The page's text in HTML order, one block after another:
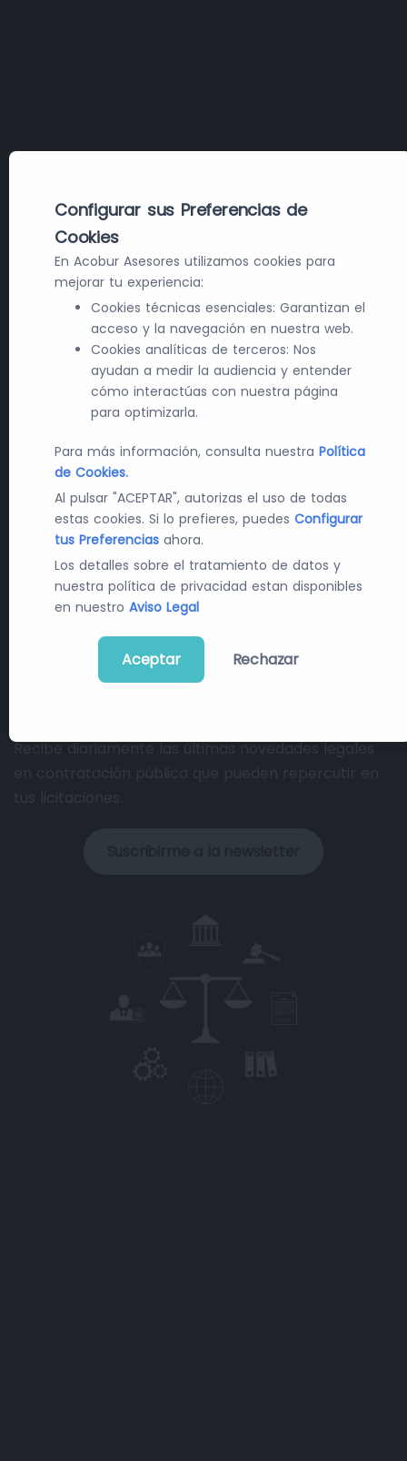
Actualidad Legal en
Recibe diariamente las últimas novedades legales
Configurar sus Preferencias de
Cookies
En Acobur Asesores utilizamos cookies para
mejorar tu experiencia:
Cookies técnicas esenciales: Garantizan el
acceso y la navegación en nuestra web.
Cookies analíticas de terceros: Nos
ayudan a medir la audiencia y entender
cómo interactúas con nuestra página
para optimizarla.
Para más información, consulta nuestra Política
de Cookies.
Al pulsar "ACEPTAR", autorizas el uso de todas
estas cookies. Si lo prefieres, puedes Configurar
tus Preferencias ahora.
Los detalles sobre el tratamiento de datos y
nuestra política de privacidad estan disponibles
en nuestro Aviso Legal
Aceptar Rechazar